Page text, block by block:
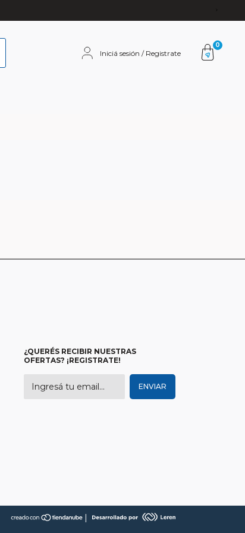
Iniciá sesión / Registrate
0
¿QUERÉS RECIBIR NUESTRAS
OFERTAS? ¡REGISTRATE!
|